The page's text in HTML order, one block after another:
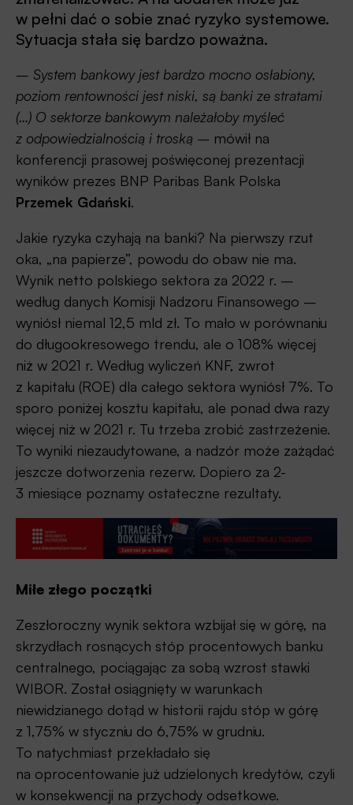
w pełni dać o sobie znać ryzyko systemowe.
Sytuacja stała się bardzo poważna.
– System bankowy jest bardzo mocno osłabiony,
poziom rentowności jest niski, są banki ze stratami
(…) O sektorze bankowym należałoby myśleć
z odpowiedzialnością i troską – mówił na
konferencji prasowej poświęconej prezentacji
wyników prezes BNP Paribas Bank Polska
Przemek Gdański.
Jakie ryzyka czyhają na banki? Na pierwszy rzut
oka, „na papierze”, powodu do obaw nie ma.
Wynik netto polskiego sektora za 2022 r. –
według danych Komisji Nadzoru Finansowego –
wyniósł niemal 12,5 mld zł. To mało w porównaniu
do długookresowego trendu, ale o 108% więcej
niż w 2021 r. Według wyliczeń KNF, zwrot
z kapitału (ROE) dla całego sektora wyniósł 7%. To
sporo poniżej kosztu kapitału, ale ponad dwa razy
więcej niż w 2021 r. Tu trzeba zrobić zastrzeżenie.
To wyniki niezaudytowane, a nadzór może zażądać
jeszcze dotworzenia rezerw. Dopiero za 2-
3 miesiące poznamy ostateczne rezultaty.
Miłe złego początki
Zeszłoroczny wynik sektora wzbijał się w górę, na
skrzydłach rosnących stóp procentowych banku
centralnego, pociągając za sobą wzrost stawki
WIBOR. Został osiągnięty w warunkach
niewidzianego dotąd w historii rajdu stóp w górę
z 1,75% w styczniu do 6,75% w grudniu.
To natychmiast przekładało się
na oprocentowanie już udzielonych kredytów, czyli
w konsekwencji na przychody odsetkowe.